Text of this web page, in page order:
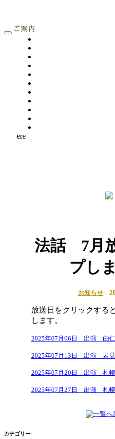
ere
法話 7月
プし
お知らせ
放送日をクリックする
します。
2025年07月06日 出演 由
2025年07月13日 出演 岩
2025年07月20日 出演 札
2025年07月27日 出演 札
カテゴリー